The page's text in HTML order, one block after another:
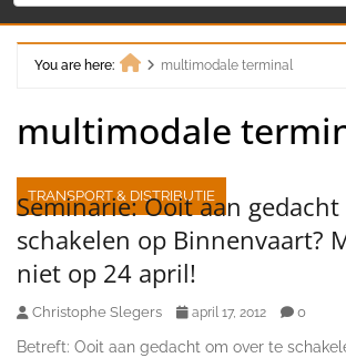
You are here:
multimodale terminal
multimodale
TRANSPORT & DISTRIBUTIE
Seminarie: Ooit aan
schakelen op Binnenvaart?
niet op 24 april!
Christophe Slegers april 17, 2012 0
Betreft: Ooit aan gedacht om over te